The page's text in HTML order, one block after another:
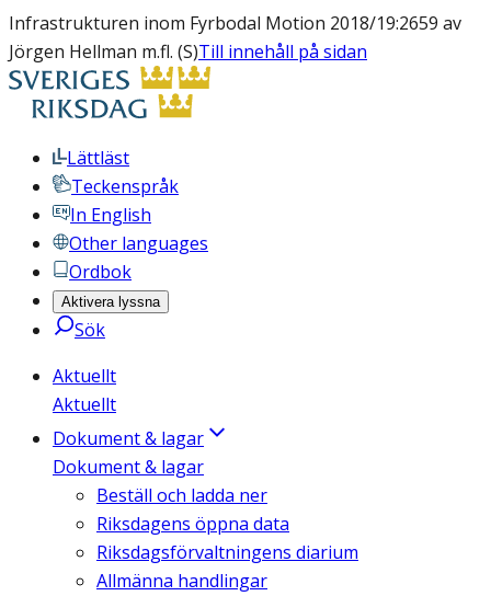
Infrastrukturen inom Fyrbodal Motion 2018/19:2659 av
Jörgen Hellman m.fl. (S)Till innehåll på sidan
Lättläst
Teckenspråk
In English
Other languages
Ordbok
Aktivera lyssna
Sök
Aktuellt
Aktuellt
Dokument & lagar
Dokument & lagar
Beställ och ladda ner
Riksdagens öppna data
Riksdagsförvaltningens diarium
Allmänna handlingar